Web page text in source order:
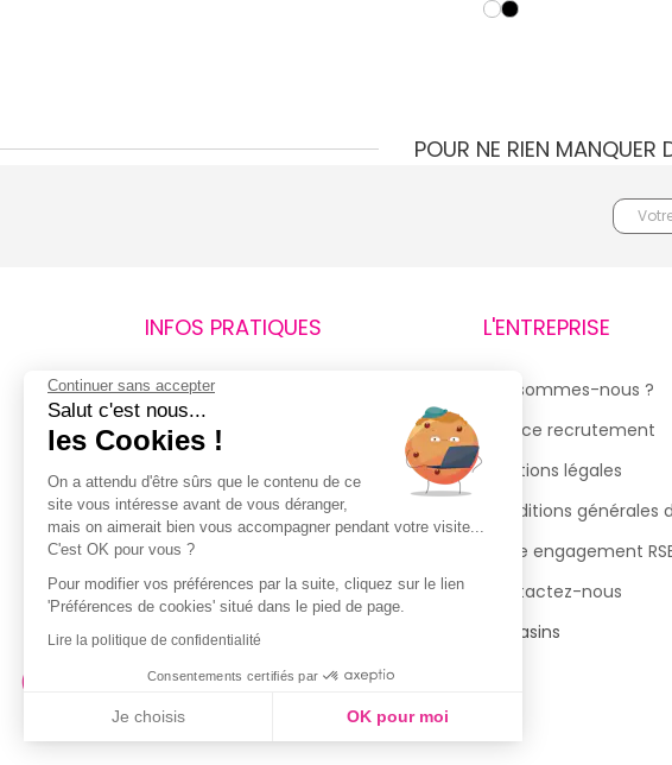
POUR NE RIEN
INFOS PRATIQUES
Retours et remboursements
Suivi de commande
Livraisons
Guide des tailles
Politique de confidentialité
Conditions générales d’utilisation
de la Carte de Fidélité
L'ENTREPRISE
Qui sommes-nous ?
Espace recrutement
Mentions légales
Conditions générales
Notre engagement
Contactez-nous
Magasins
Continuer sans accepter
Salut c'est nous...
les Cookies !
On a attendu d'être sûrs que le contenu de ce
site vous intéresse avant de vous déranger,
mais on aimerait bien vous accompagner pendant votre visite...
C'est OK pour vous ?
Pour modifier vos préférences par la suite, cliquez sur le lien
'Préférences de cookies' situé dans le pied de page.
Lire la politique de confidentialité
Consentements certifiés par
Je choisis OK pour moi